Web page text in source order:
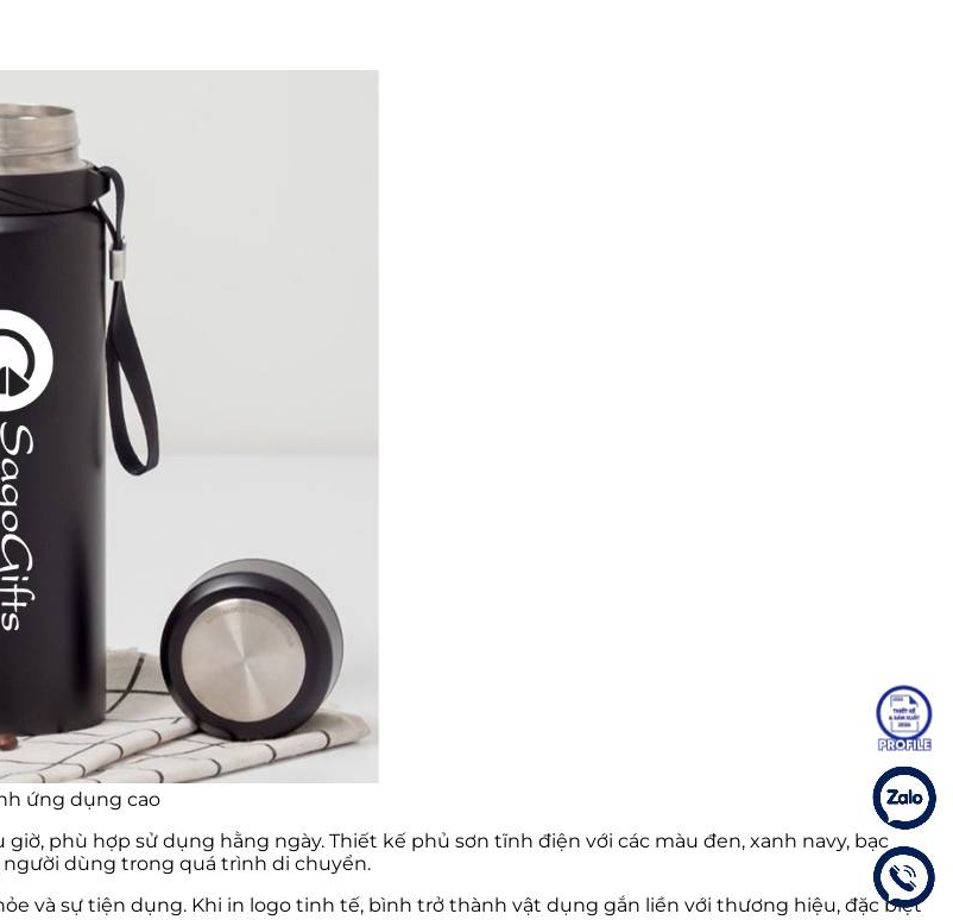
ứng dụng cao
phù hợp sử dụng hằng ngày. Thiết kế phủ sơn tĩnh điện với các màu đen, xanh navy, bạc
dùng trong quá trình di chuyển.
và sự tiện dụng. Khi in logo tinh tế, bình trở thành vật dụng gắn liền với thương hiệu, đặc biệt